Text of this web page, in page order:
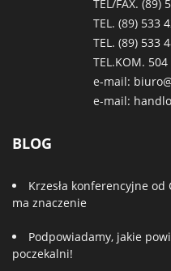
TEL/FAX. (89)
TEL. (89) 533
TEL. (89) 533
TEL.KOM.
e-mail:
e-mail:
BLOG
Krzesła konferencyjne od
ma znaczenie
Podpowiadamy, jakie
poczekalni!